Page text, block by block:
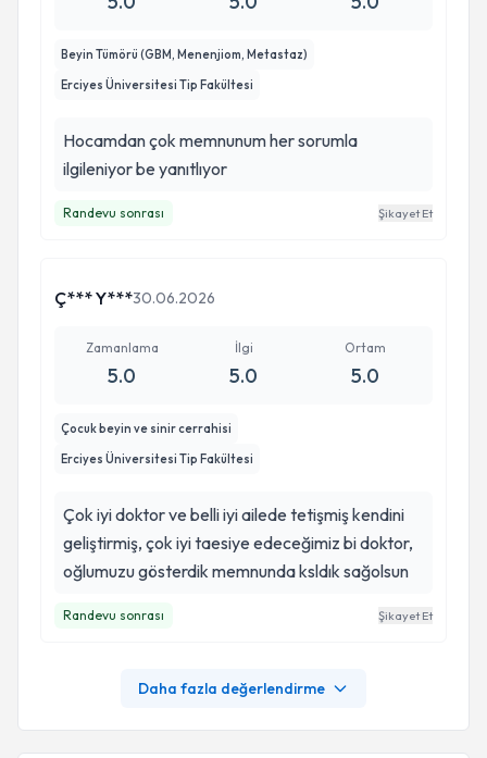
Beyin Tümörü (GBM, Menenjiom, Metastaz)
Erciyes Üniversitesi Tip Fakültesi
Hocamdan çok memnunum her sorumla
ilgileniyor be yanıtlıyor
Randevu sonrası Şikayet Et
Ç*** Y***30.06.2026
Zamanlama
5.0
İlgi
5.0
Ortam
5.0
Çocuk beyin ve sinir cerrahisi
Erciyes Üniversitesi Tip Fakültesi
Çok iyi doktor ve belli iyi ailede tetişmiş kendini
geliştirmiş, çok iyi taesiye edeceğimiz bi doktor,
oğlumuzu gösterdik memnunda ksldık sağolsun
Randevu sonrası Şikayet Et
Daha fazla değerlendirme